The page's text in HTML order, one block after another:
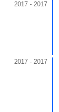
2017 - 2017
2017 - 2017